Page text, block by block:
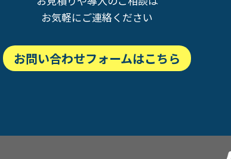
お気軽にご連絡ください
お問い合わせフォームはこちら